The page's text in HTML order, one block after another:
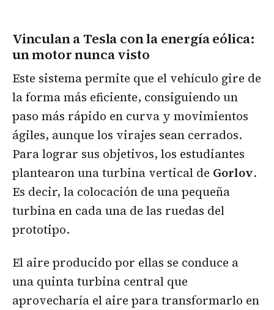
Vinculan a Tesla con la energía eólica:
un motor nunca visto
Este sistema permite que el vehículo gire de
la forma más eficiente, consiguiendo un
paso más rápido en curva y movimientos
ágiles, aunque los virajes sean cerrados.
Para lograr sus objetivos, los estudiantes
plantearon una turbina vertical de Gorlov.
Es decir, la colocación de una pequeña
turbina en cada una de las ruedas del
prototipo.
El aire producido por ellas se conduce a
una quinta turbina central que
aprovecharía el aire para transformarlo en